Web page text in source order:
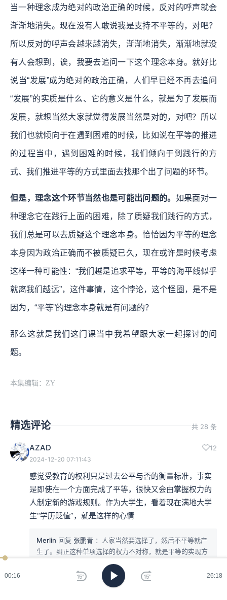
00:17 26:18
当一种理念成为绝对的政治正确的时候，反对的呼声就会
渐渐地消失。现在没有人敢说我是支持不平等的，对吧？
所以反对的呼声会越来越消失，渐渐地消失，渐渐地就没
有人会想到，诶，我要去追问一下这个理念本身。就好比
说当“发展”成为绝对的政治正确，人们早已经不再去追问
“发展”的实质是什么、它的意义是什么，就是为了发展而
发展，就想当然大家就觉得发展当然是对的，对吧？所以
我们也就倾向于在遇到困难的时候，比如说在平等的推进
的过程当中，遇到困难的时候，我们倾向于到践行的方
式、我们推进平等的方式里面去找那个出了问题的环节。
但是，理念这个环节当然也是可能出问题的。 如果面对一
种理念它在践行上面的困难，除了质疑我们践行的方式，
我们总是可以去质疑这个理念本身。恰恰因为平等的理念
本身因为政治正确而不被质疑已久，现在或许是时候考虑
这样一种可能性：“我们越是追求平等，平等的海平线似乎
就离我们越远”，这件事情，这个悖论，这个怪圈，是不是
因为，“平等”的理念本身就是有问题的？
那么这就是我们这门课当中我希望跟大家一起探讨的问
题。
本集编辑：ZY
精选评论 共 28 条
AZAD 12
2024-12-20 07:11:43
感觉受教育的权利只是过去公平与否的衡量标准，事实
是即使在一个方面完成了平等，很快又会由掌握权力的
人制定新的游戏规则。作为大学生，看着现在满地大学
生“学历贬值”，就是这样的心情
Merlin 回复 张鹏青 ：人家当然要选择了，然后不平等就产
生了。纠正这种单项选择的权力不对称，就是平等的实现方
：归根到底是中国人力资源太多太多了，用工方有的
是人可以选择，那么人家为什么不进行选择呢？